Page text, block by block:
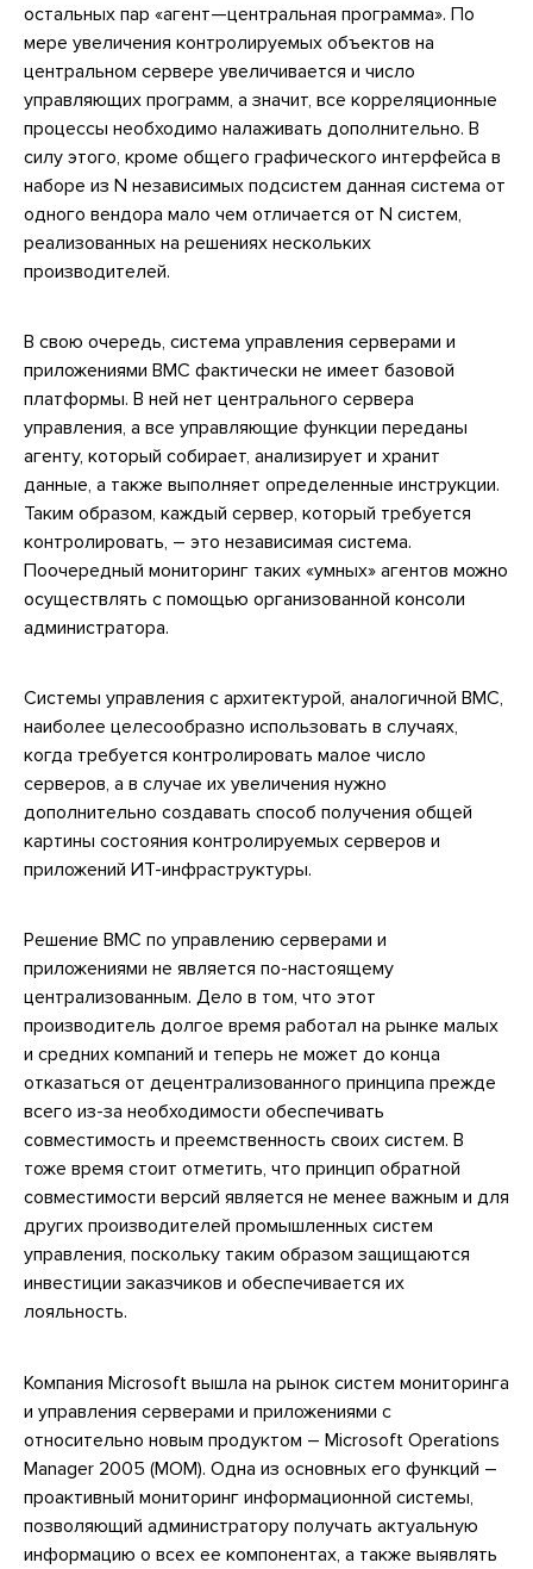
остальных пар «агент—центральная программа». По
мере увеличения контролируемых объектов на
центральном сервере увеличивается и число
управляющих программ, а значит, все корреляционные
процессы необходимо налаживать дополнительно. В
силу этого, кроме общего графического интерфейса в
наборе из N независимых подсистем данная система от
одного вендора мало чем отличается от N систем,
реализованных на решениях нескольких
производителей.
В свою очередь, система управления серверами и
приложениями ВМС фактически не имеет базовой
платформы. В ней нет центрального сервера
управления, а все управляющие функции переданы
агенту, который собирает, анализирует и хранит
данные, а также выполняет определенные инструкции.
Таким образом, каждый сервер, который требуется
контролировать, – это независимая система.
Поочередный мониторинг таких «умных» агентов можно
осуществлять с помощью организованной консоли
администратора.
Системы управления с архитектурой, аналогичной ВМС,
наиболее целесообразно использовать в случаях,
когда требуется контролировать малое число
серверов, а в случае их увеличения нужно
дополнительно создавать способ получения общей
картины состояния контролируемых серверов и
приложений ИТ-инфраструктуры.
Решение ВМС по управлению серверами и
приложениями не является по-настоящему
централизованным. Дело в том, что этот
производитель долгое время работал на рынке малых
и средних компаний и теперь не может до конца
отказаться от децентрализованного принципа прежде
всего из-за необходимости обеспечивать
совместимость и преемственность своих систем. В
тоже время стоит отметить, что принцип обратной
совместимости версий является не менее важным и для
других производителей промышленных систем
управления, поскольку таким образом защищаются
инвестиции заказчиков и обеспечивается их
лояльность.
Компания Microsoft вышла на рынок систем мониторинга
и управления серверами и приложениями с
относительно новым продуктом – Microsoft Operations
Manager 2005 (MOM). Одна из основных его функций –
проактивный мониторинг информационной системы,
позволяющий администратору получать актуальную
информацию о всех ее компонентах, а также выявлять